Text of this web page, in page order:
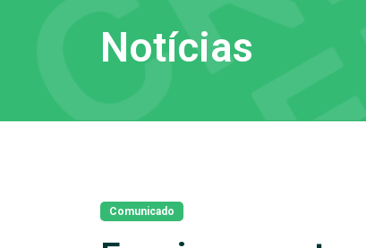
Notícias
Comunicado